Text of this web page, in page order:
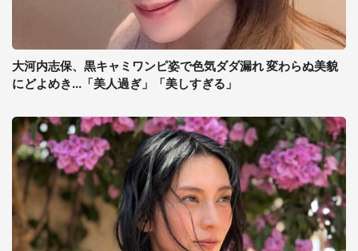
大河内志保、黒キャミワンピ姿で色気ダダ漏れ 変わらぬ美貌
にどよめき...「美人過ぎ」「美しすぎる」